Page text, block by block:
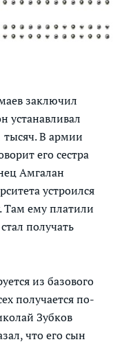
заключил
устанавливал
тысяч. В армии
его сестра
Амгалан
устроился
Там ему платили
получать
из базового
получается по-
Зубков
что его сын